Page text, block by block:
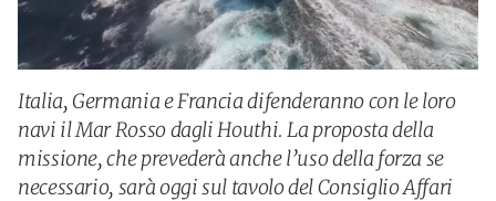
Italia, Germania e Francia difenderanno con le loro
navi il Mar Rosso dagli Houthi. La proposta della
missione, che prevederà anche l’uso della forza se
necessario, sarà oggi sul tavolo del Consiglio Affari